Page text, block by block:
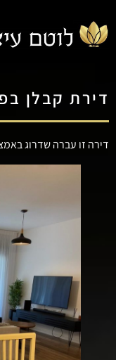
דירת קבלן
דירה זו עברה שדרוג